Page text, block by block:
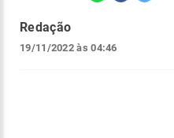
Redação
19/11/2022 às 04:46